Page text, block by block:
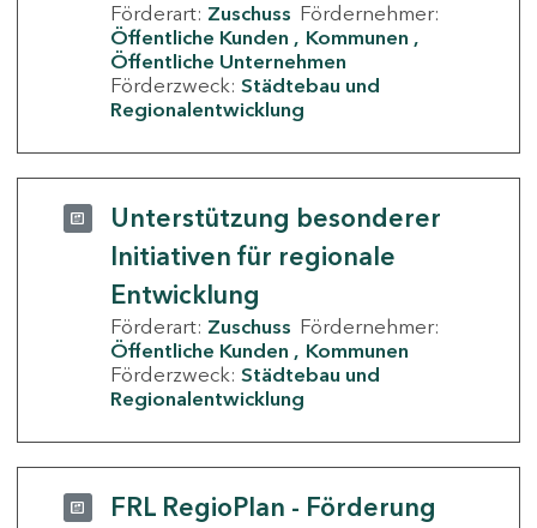
Förderart: Zuschuss Fördernehmer:
Öffentliche Kunden
Kommunen
Öffentliche Unternehmen
Förderzweck: Städtebau und
Regionalentwicklung
Unterstützung besonderer
Initiativen für regionale
Entwicklung
Förderart: Zuschuss Fördernehmer:
Öffentliche Kunden
Kommunen
Förderzweck: Städtebau und
Regionalentwicklung
FRL RegioPlan - Förderung